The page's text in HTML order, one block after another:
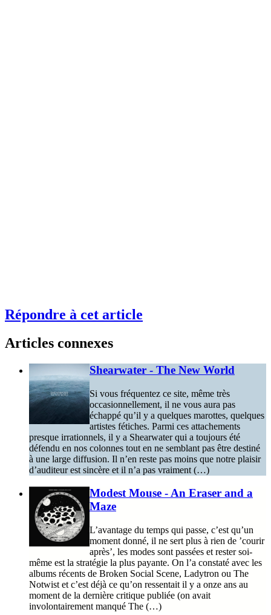
Répondre à cet article
Articles connexes
Shearwater - The New World
Si vous fréquentez ce site, même très
occasionnellement, il ne vous aura pas
échappé qu’il y a quelques marottes, quelques
artistes fétiches. Parmi ces attachements
presque irrationnels, il y a Shearwater qui a toujours été
défendu en nos colonnes tout en ne semblant pas être destiné
à une large diffusion. Il n’en reste pas moins que notre plaisir
d’auditeur est sincère et il n’a pas vraiment (…)
Modest Mouse - An Eraser and a
Maze
L’avantage du temps qui passe, c’est qu’un
moment donné, il ne sert plus à rien de ’courir
après’, les modes sont passées et rester soi-
même est la stratégie la plus payante. On l’a constaté avec les
albums récents de Broken Social Scene, Ladytron ou The
Notwist et c’est déjà ce qu’on ressentait il y a onze ans au
moment de la dernière critique publiée (on avait
involontairement manqué The (…)